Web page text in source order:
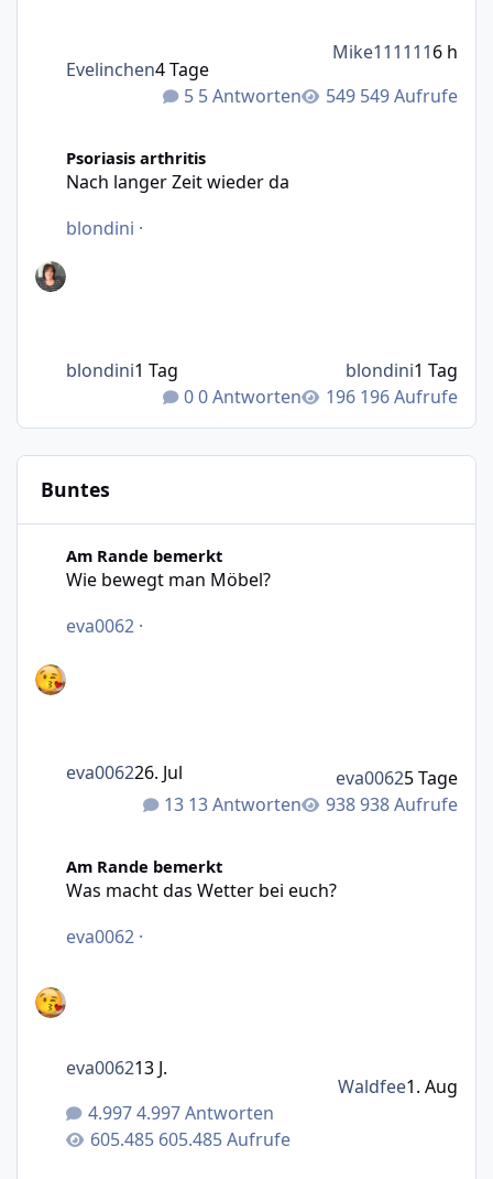
5 Antworten 549 Aufrufe
Evelinchen4 Tage
Mike1111116 h
Psoriasis arthritis
Nach langer Zeit wieder da
blondini ·
0 Antworten 196 Aufrufe
blondini1 Tag blondini1 Tag
Buntes
Am Rande bemerkt
Wie bewegt man Möbel?
eva0062 ·
13 Antworten 938 Aufrufe
eva006226. Jul eva00625 Tage
Am Rande bemerkt
Was macht das Wetter bei euch?
eva0062 ·
4.997 Antworten
605.485 Aufrufe
eva006213 J.
Waldfee1. Aug